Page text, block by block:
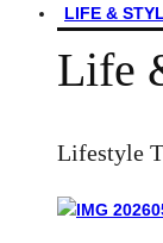
LIFE &
Life
Lifestyle